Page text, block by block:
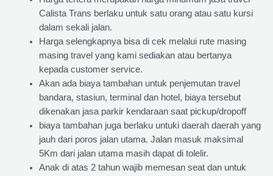
Calista Trans berlaku untuk satu orang atau satu kursi
dalam sekali jalan.
Harga selengkapnya bisa di cek melalui rute masing
masing travel yang kami sediakan atau bertanya
kepada customer service.
Akan ada biaya tambahan untuk penjemutan travel
bandara, stasiun, terminal dan hotel, biaya tersebut
dikenakan jasa parkir kendaraan saat pickup/dropoff
biaya tambahan juga berlaku untuki daerah daerah yang
jauh dari poros jalan utama. Jalan masuk maksimal
5Km dari jalan utama masih dapat di tolelir.
Anak di atas 2 tahun wajib memesan seat dan untuk